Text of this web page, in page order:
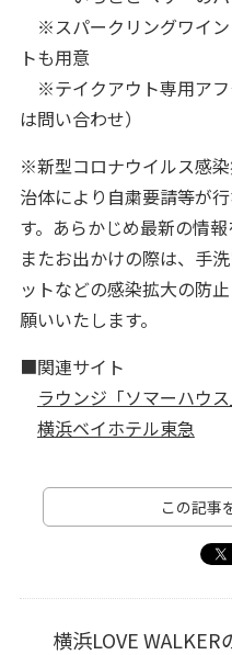
※スパークリングワイン
トも用意
※テイクアウト専用アフ
は問い合わせ）
※新型コロナウイルス感
治体により自粛要請等が
す。あらかじめ最新の情報
またお出かけの際は、手
ットなどの感染拡大の防
願いいたします。
■関連サイト
ラウンジ「ソマーハウス
横浜ベイホテル東急
この記事
横浜LOVE